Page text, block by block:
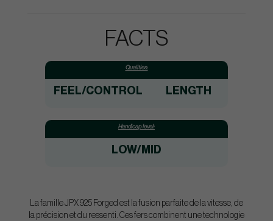
FACTS
Qualities:
FEEL/CONTROL LENGTH
Handicap level:
LOW/MID
La famille JPX 925 Forged est la fusion parfaite de la vitesse, de
la précision et du ressenti. Ces fers combinent une technologie